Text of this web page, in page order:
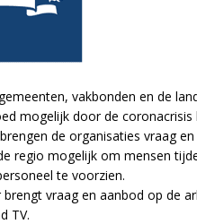
vakbonden en de
mogelijk door de coronacrisis
de organisaties vraag
regio mogelijk om mensen
te voorzien.
vraag en aanbod op de
TV.